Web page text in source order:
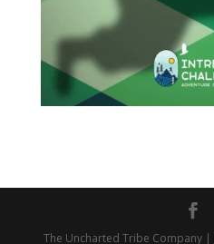
The Uncharted Tribe Company |